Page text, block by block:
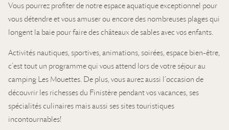
Vous pourrez profiter de notre espace aquatique exceptionnel pour
vous détendre et vous amuser ou encore des nombreuses plages qui
longent la baie pour faire des châteaux de sables avec vos enfants.
Activités nautiques, sportives, animations, soirées, espace bien-être,
c’est tout un programme qui vous attend lors de votre séjour au
camping Les Mouettes. De plus, vous aurez aussi l’occasion de
découvrir les richesses du Finistère pendant vos vacances, ses
spécialités culinaires mais aussi ses sites touristiques
incontournables!